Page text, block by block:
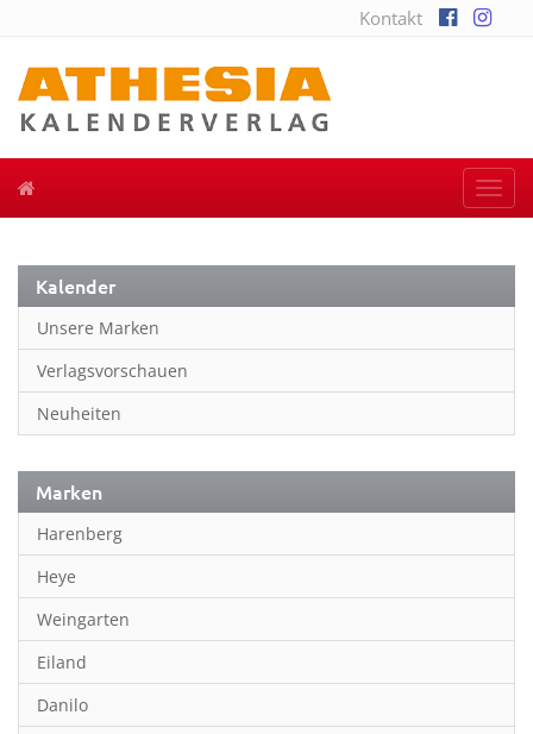
Kontakt
Kalender
Unsere Marken
Verlagsvorschauen
Neuheiten
Marken
Harenberg
Heye
Weingarten
Eiland
Danilo